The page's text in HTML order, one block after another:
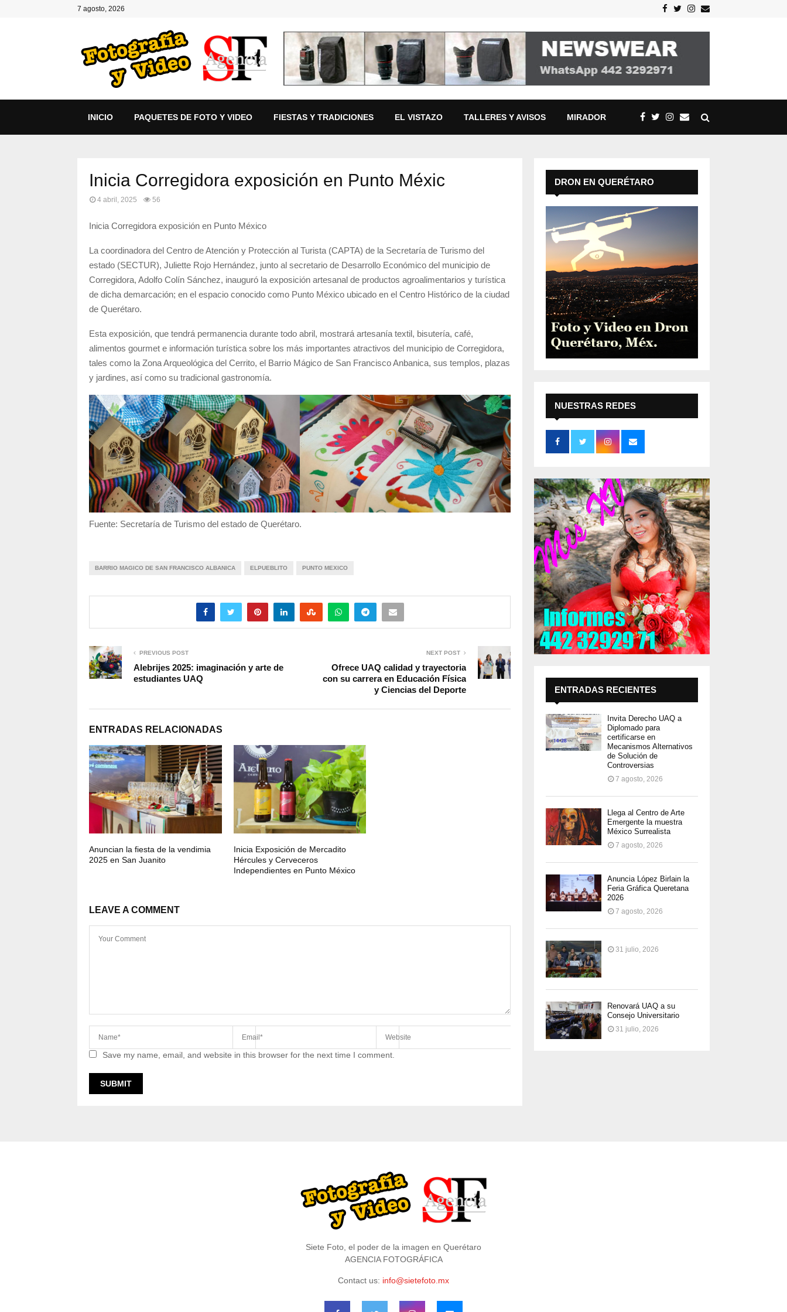
7 agosto, 2026 Facebook
TwitterInstagram
Email
INICIO PAQUETES DE FOTO Y VIDEO FIESTAS Y TRADICIONES EL VISTAZO TALLERES Y AVISOS MIRADOR
Inicia Corregidora exposición en Punto Méxic
4 abril, 2025 56
Inicia Corregidora exposición en Punto México
La coordinadora del Centro de Atención y Protección al Turista (CAPTA) de la Secretaría de Turismo del
estado (SECTUR), Juliette Rojo Hernández, junto al secretario de Desarrollo Económico del municipio de
Corregidora, Adolfo Colín Sánchez, inauguró la exposición artesanal de productos agroalimentarios y turística
de dicha demarcación; en el espacio conocido como Punto México ubicado en el Centro Histórico de la ciudad
de Querétaro.
Esta exposición, que tendrá permanencia durante todo abril, mostrará artesanía textil, bisutería, café,
alimentos gourmet e información turística sobre los más importantes atractivos del municipio de Corregidora,
tales como la Zona Arqueológica del Cerrito, el Barrio Mágico de San Francisco Anbanica, sus templos, plazas
y jardines, así como su tradicional gastronomía.
Fuente: Secretaría de Turismo del estado de Querétaro.
BARRIO MAGICO DE SAN FRANCISCO ALBANICA ELPUEBLITO PUNTO MEXICO
PREVIOUS POST
Alebrijes 2025: imaginación y arte de
estudiantes UAQ
NEXT POST
Ofrece UAQ calidad y trayectoria
con su carrera en Educación Física
y Ciencias del Deporte
ENTRADAS RELACIONADAS
Anuncian la fiesta de la vendimia
2025 en San Juanito
Inicia Exposición de Mercadito
Hércules y Cerveceros
Independientes en Punto México
LEAVE A COMMENT
Save my name, email, and website in this browser for the next time I comment.
DRON EN QUERÉTARO
NUESTRAS REDES
SOCIALES
ENTRADAS RECIENTES
Invita Derecho UAQ a
Diplomado para
certificarse en
Mecanismos Alternativos
de Solución de
Controversias
7 agosto, 2026
Llega al Centro de Arte
Emergente la muestra
México Surrealista
7 agosto, 2026
Anuncia López Birlain la
Feria Gráfica Queretana
2026
7 agosto, 2026
31 julio, 2026
Renovará UAQ a su
Consejo Universitario
31 julio, 2026
Siete Foto, el poder de la imagen en Querétaro
AGENCIA FOTOGRÁFICA
Contact us: info@sietefoto.mx